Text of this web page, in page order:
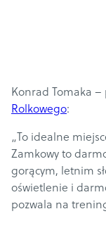
Konrad Tomaka –
Rolkowego:
„To idealne
Zamkowy to
gorącym, letnim
oświetlenie i
pozwala na